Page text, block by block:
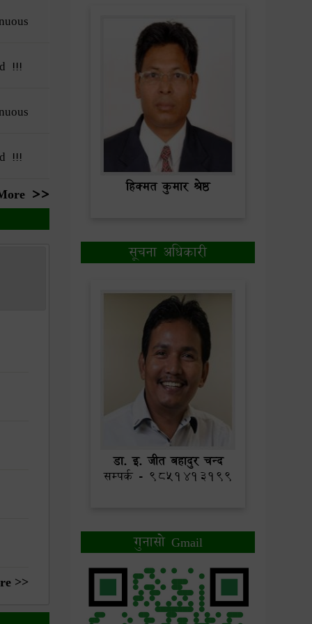
!!!
!!!
>>
>>
हिक्मत कुमार श्रेष्ठ
सूचना अधिकारी
डा. इ. जीत बहादुर चन्द
सम्पर्क - 9851413199
गुनासो Gmail